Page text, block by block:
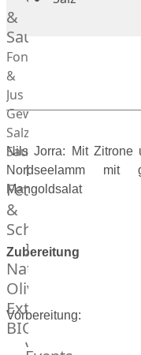
&
Saucen
Fonds
&
Jus
Gewürze
Salz
Saucen
Butter,
Fett
&
Schmalz
ItalianBar
Natives
Olivenöl
Extra
BIO
Veggie
Nils Jorra: Mit Zitrone
Nordseelamm mit
Mangoldsalat
Zubereitung
Vorbereitung: